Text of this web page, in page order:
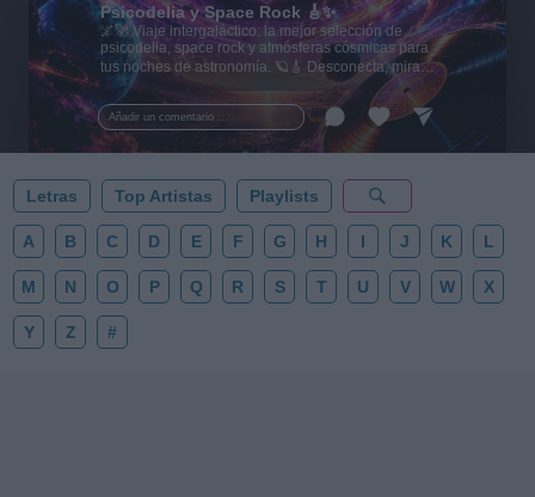
Añadir un comentario ...
Psicodelia y Space Rock 🎸✨
🌌🚀 Viaje intergaláctico: la mejor selección de
psicodelia, space rock y atmósferas cósmicas para
tus noches de astronomía. 🪐🎸 Desconecta, mira
al firmamento y siente la gravedad cero. 💾 ¡Guarda
esta colección para tu próxima noche estrellada!
✨⭐
Letras Top Artistas Playlists
A B C D E F G H I J K L
M N O P Q R S T U V W X
Y Z #